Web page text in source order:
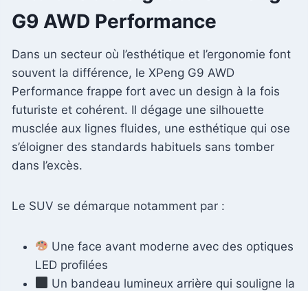
G9 AWD Performance
Dans un secteur où l’esthétique et l’ergonomie font
souvent la différence, le XPeng G9 AWD
Performance frappe fort avec un design à la fois
futuriste et cohérent. Il dégage une silhouette
musclée aux lignes fluides, une esthétique qui ose
s’éloigner des standards habituels sans tomber
dans l’excès.
Le SUV se démarque notamment par :
Une face avant moderne avec des optiques
LED profilées
Un bandeau lumineux arrière qui souligne la